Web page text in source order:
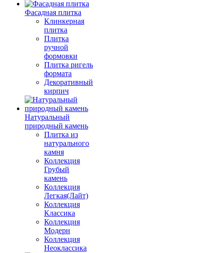
Фасадная плитка
Клинкерная
плитка
Плитка
ручной
формовки
Плитка ригель
формата
Декоративный
кирпич
Натуральный
природный камень
Плитка из
натурального
камня
Коллекция
Грубый
камень
Коллекция
Легкая(Лайт)
Коллекция
Классика
Коллекция
Модерн
Коллекция
Неоклассика